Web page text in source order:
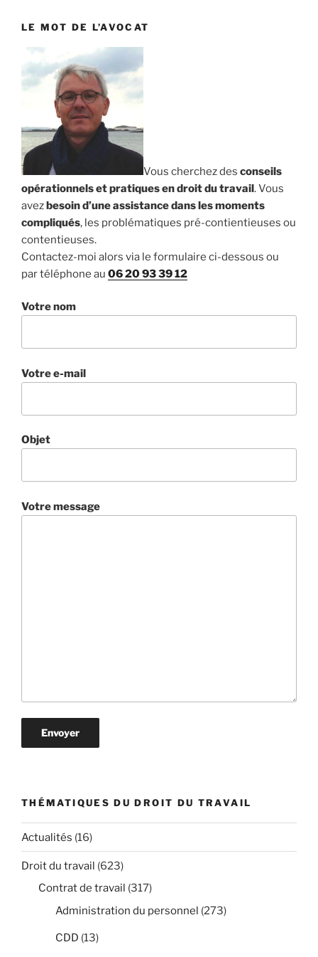
LE MOT DE L’AVOCAT
Vous cherchez des conseils
opérationnels et pratiques en droit du travail. Vous
avezbesoin d’une assistance dans les moments
compliqués, les problématiques pré-contientieuses ou
contentieuses.
Contactez-moi alors via le formulaire ci-dessous ou
par téléphone au 06 20 93 39 12
Votre nom
Votre e-mail
Objet
Votre message
THÉMATIQUES DU DROIT DU TRAVAIL
Actualités (16)
Droit du travail (623)
Contrat de travail (317)
Administration du personnel (273)
CDD (13)